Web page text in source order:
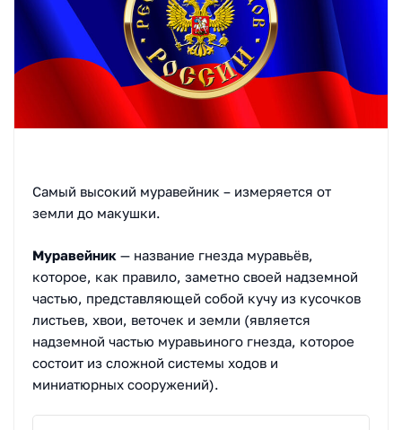
Самый высокий муравейник – измеряется от
земли до макушки.
Муравейник — название гнезда муравьёв,
которое, как правило, заметно своей надземной
частью, представляющей собой кучу из кусочков
листьев, хвои, веточек и земли (является
надземной частью муравьиного гнезда, которое
состоит из сложной системы ходов и
миниатюрных сооружений).